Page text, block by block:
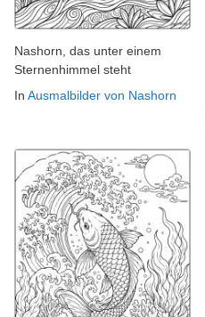
Nashorn, das unter einem
Sternenhimmel steht
In Ausmalbilder von Nashorn